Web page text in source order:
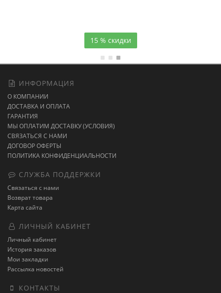
15 % скидки
ИНФОРМАЦИЯ
О КОМПАНИИ
ДОСТАВКА И ОПЛАТА
ГАРАНТИЯ
МЫ ОПЛАТИМ ДОСТАВКУ (УСЛОВИЯ)
СВЯЗАТЬСЯ С НАМИ
ДОГОВОР ОФЕРТЫ
ПОЛИТИКА КОНФИДЕНЦИАЛЬНОСТИ
СЛУЖБА ПОДДЕРЖКИ
Связаться с нами
Возврат товара
Карта сайта
ЛИЧНЫЙ КАБИНЕТ
Личный кабинет
История заказов
Мои закладки
Рассылка новостей
КОНТАКТЫ